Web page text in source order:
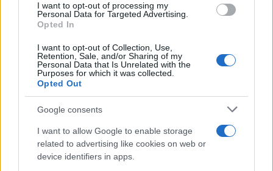
I want to opt-out of processing my
Personal Data for Targeted Advertising.
Opted In
I want to opt-out of Collection, Use,
Retention, Sale, and/or Sharing of my
Personal Data that Is Unrelated with the
Purposes for which it was collected.
Opted Out
Google consents
I want to allow Google to enable storage
related to advertising like cookies on web or
device identifiers in apps.
Traffico intenso sulle strade italiane: previsioni e
strategie per l’esodo estivo
Alessandro Tassinari · 7 Ago 2026
1 GIORNO OUT